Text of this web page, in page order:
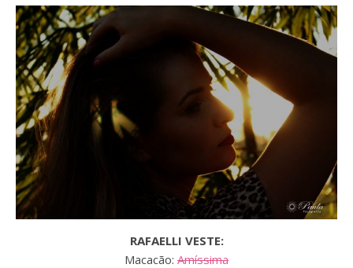
RAFAELLI VESTE:
Macacão: Amíssima